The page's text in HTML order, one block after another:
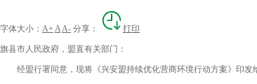
字体大小： A+ AA- 分享： 打印
旗县市人民政府，盟直有关部门：
经盟行署同意，现将《兴安盟持续优化营商环境行动方案》印发